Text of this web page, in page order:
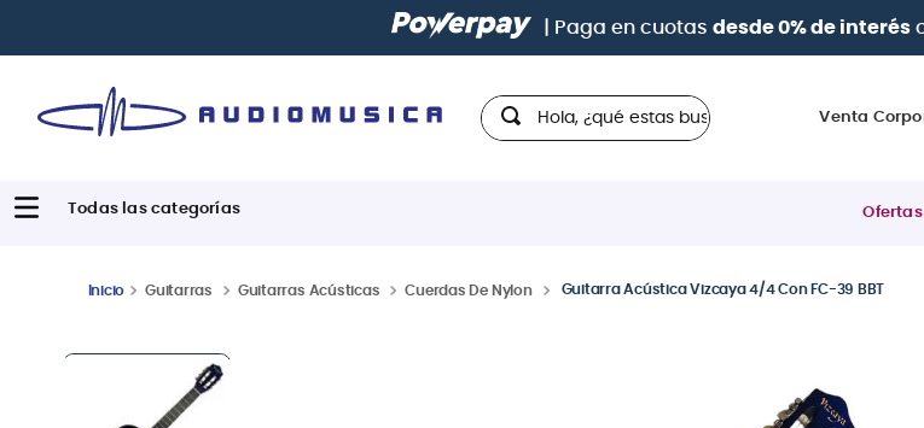
Paga conhasta 12 cuotas sin interesescon tarjetas
Hola, ¿qué estas buscando?
Venta
Ofertas
Guitarras Guitarras Acústicas Cuerdas De Nylon Guitarra Acústica Vizcaya 4/4 Con FC-39 BBT